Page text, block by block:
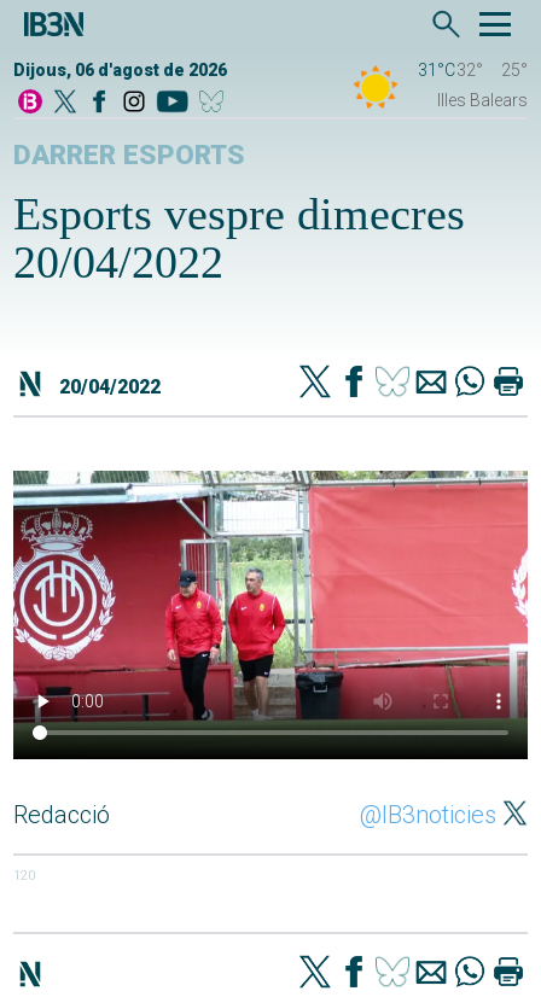
Dijous, 06 d'agost de 2026 31°C32°
25°
Illes Balears
DARRER ESPORTS
Esports vespre dimecres
20/04/2022
20/04/2022
Redacció @IB3noticies
120